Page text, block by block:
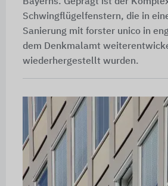
Schwingflügelfenstern, die in
Sanierung mit forster unico in
dem Denkmalamt
wiederhergestellt wurden.